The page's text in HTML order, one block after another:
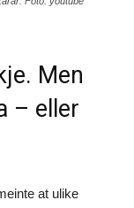
Men
– eller
at ulike